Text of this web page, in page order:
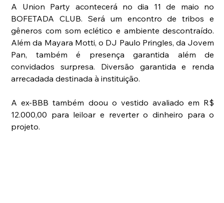
A Union Party acontecerá no dia 11 de maio no
BOFETADA CLUB. Será um encontro de tribos e
gêneros com som eclético e ambiente descontraído.
Além da Mayara Motti, o DJ Paulo Pringles, da Jovem
Pan, também é presença garantida além de
convidados surpresa. Diversão garantida e renda
arrecadada destinada à instituição.
A ex-BBB também doou o vestido avaliado em R$
12.000,00 para leiloar e reverter o dinheiro para o
projeto.